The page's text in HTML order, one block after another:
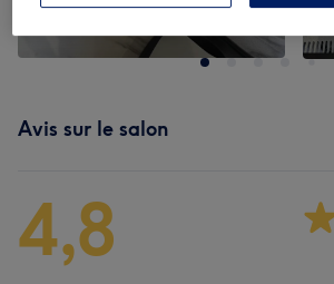
Avis sur le salon
4,8